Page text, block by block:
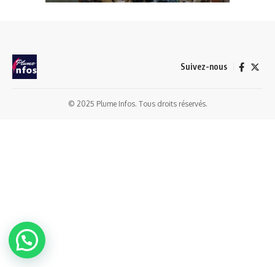
Suivez-nous
© 2025 Plume Infos. Tous droits réservés.